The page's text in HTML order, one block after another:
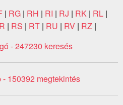
| RG | RH | RI | RJ | RK | RL |
| RS | RT | RU | RV | RZ |
- 247230 keresés
150392 megtekintés